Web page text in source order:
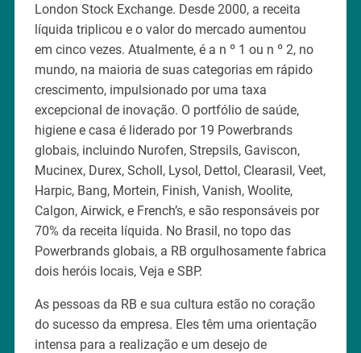
London Stock Exchange. Desde 2000, a receita
líquida triplicou e o valor do mercado aumentou
em cinco vezes. Atualmente, é a n º 1 ou n º 2, no
mundo, na maioria de suas categorias em rápido
crescimento, impulsionado por uma taxa
excepcional de inovação. O portfólio de saúde,
higiene e casa é liderado por 19 Powerbrands
globais, incluindo Nurofen, Strepsils, Gaviscon,
Mucinex, Durex, Scholl, Lysol, Dettol, Clearasil, Veet,
Harpic, Bang, Mortein, Finish, Vanish, Woolite,
Calgon, Airwick, e French’s, e são responsáveis por
70% da receita líquida. No Brasil, no topo das
Powerbrands globais, a RB orgulhosamente fabrica
dois heróis locais, Veja e SBP.
As pessoas da RB e sua cultura estão no coração
do sucesso da empresa. Eles têm uma orientação
intensa para a realização e um desejo de